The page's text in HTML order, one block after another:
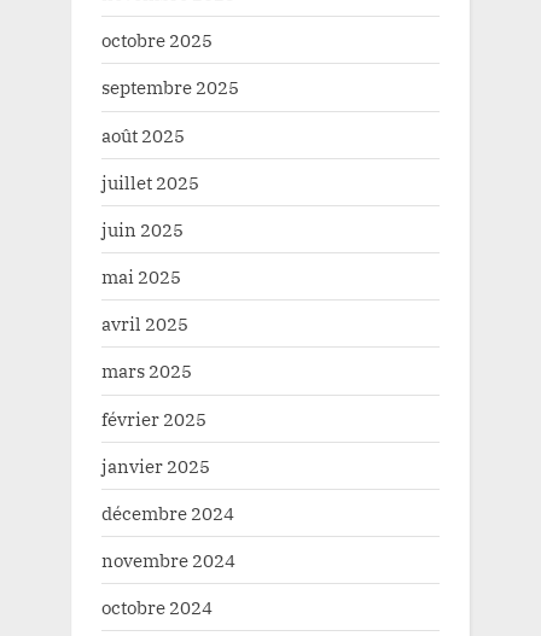
octobre 2025
septembre 2025
août 2025
juillet 2025
juin 2025
mai 2025
avril 2025
mars 2025
février 2025
janvier 2025
décembre 2024
novembre 2024
octobre 2024